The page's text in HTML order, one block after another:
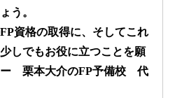
う。
資格の取得に、そしてこれ
しでもお役に立つことを願
栗本大介のFP予備校 代